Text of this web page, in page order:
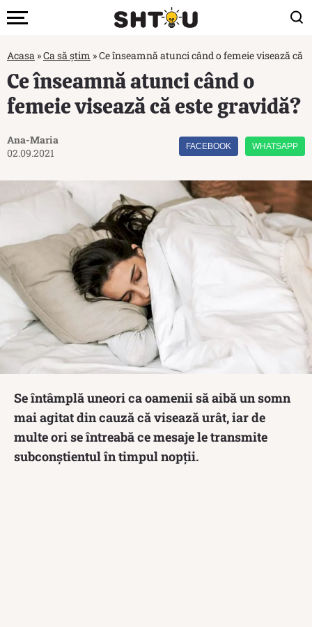
Acasa »Ca să știm »Ce înseamnă atunci când o femeie visează că
Ce înseamnă atunci când o
femeie visează că este gravidă?
Ana-Maria
02.09.2021
FACEBOOK WHATSAPP
Se întâmplă uneori ca oamenii să aibă un somn
mai agitat din cauză că visează urât, iar de
multe ori se întreabă ce mesaje le transmite
subconștientul în timpul nopții.